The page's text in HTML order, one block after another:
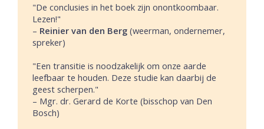
"De conclusies in het boek zijn onontkoombaar.
Lezen!"
– Reinier van den Berg (weerman, ondernemer,
spreker)
"Een transitie is noodzakelijk om onze aarde
leefbaar te houden. Deze studie kan daarbij de
geest scherpen."
– Mgr. dr. Gerard de Korte (bisschop van Den
Bosch)